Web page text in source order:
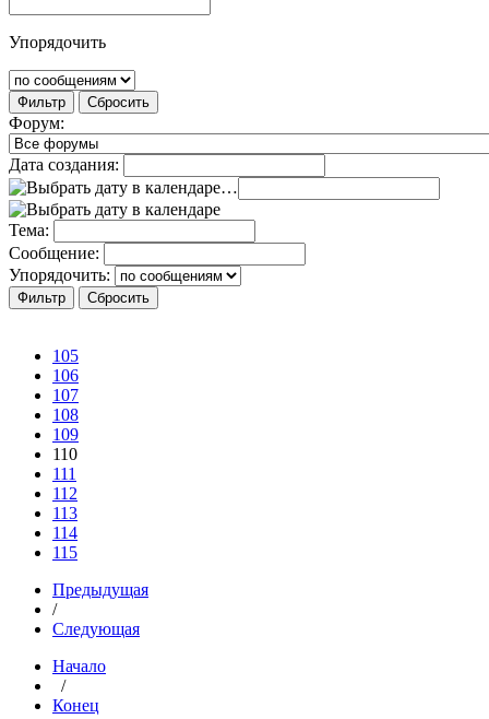
Упорядочить
Фильтр Сбросить
Форум:
Дата создания:
…
Тема:
Сообщение:
Упорядочить:
105
106
107
108
109
110
111
112
113
114
115
Предыдущая
/
Следующая
Начало
/
Конец